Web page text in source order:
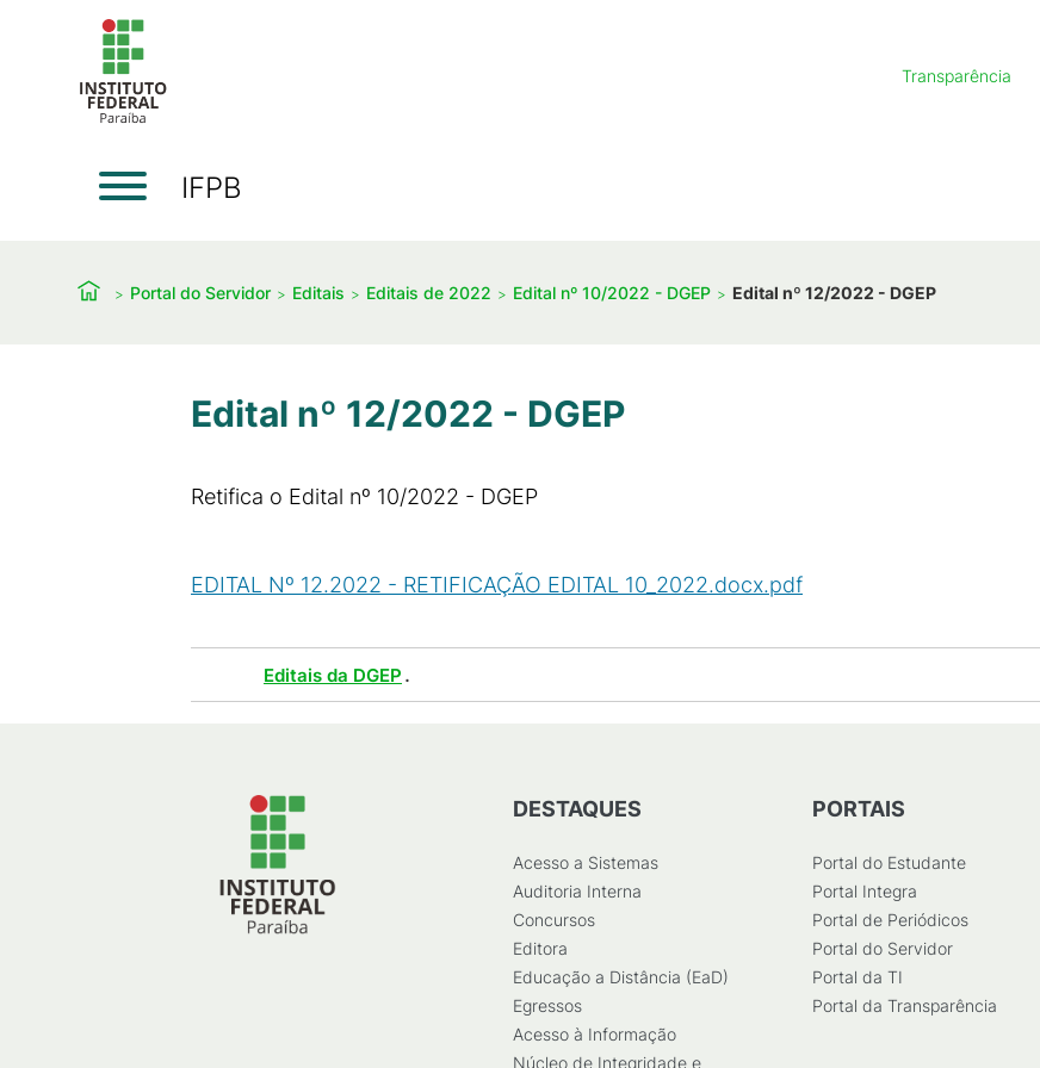
Transparência
IFPB
Portal do Servidor Editais Editais de 2022 Edital nº 10/2022 - DGEP Edital nº 12/2022 - DGEP
Edital nº 12/2022 - DGEP
Retifica o Edital nº 10/2022 - DGEP
EDITAL Nº 12.2022 - RETIFICAÇÃO EDITAL 10_2022.docx.pdf
Editais da DGEP .
DESTAQUES
Acesso a Sistemas
Auditoria Interna
Concursos
Editora
Educação a Distância (EaD)
Egressos
Acesso à Informação
Núcleo de Integridade e
PORTAIS
Portal do Estudante
Portal Integra
Portal de Periódicos
Portal do Servidor
Portal da TI
Portal da Transparência